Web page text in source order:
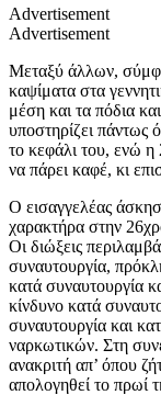
Advertisement
Advertisement
Μεταξύ άλλων,
καψίματα στα
μέση και τα πόδια
υποστηρίζει πάντως
το κεφάλι του, ενώ η
να πάρει καφέ, κι
Ο εισαγγελέας
χαρακτήρα στην
Οι διώξεις
συναυτουργία,
κατά συναυτουργία
κίνδυνο κατά
συναυτουργία και
ναρκωτικών. Στη
ανακριτή απ’ όπου
απολογηθεί το πρωί